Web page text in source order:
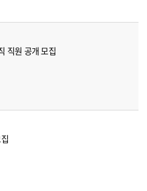
직원 공개 모집